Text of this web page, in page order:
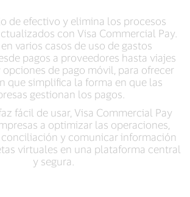
de efectivo y elimina los procesos
con Visa Commercial Pay.
varios casos de uso de gastos
pagos a proveedores hasta viajes
de pago móvil, para ofrecer
que simplifica la forma en que las
gestionan los pagos.
fácil de usar, Visa Commercial Pay
a optimizar las operaciones,
y comunicar información
virtuales en una plataforma central
y segura.